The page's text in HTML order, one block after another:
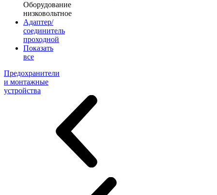
Оборудование
низковольтное
Адаптер/
соединитель
проходной
Показать
все
Предохранители
и монтажные
устройства